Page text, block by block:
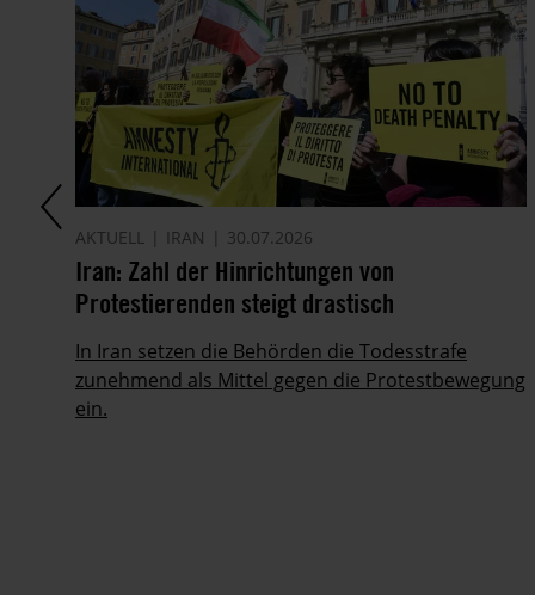
AKTUELL IRAN 30.07.2026
Iran: Zahl der Hinrichtungen von
Protestierenden steigt drastisch
In Iran setzen die Behörden die Todesstrafe
zunehmend als Mittel gegen die Protestbewegung
ein.